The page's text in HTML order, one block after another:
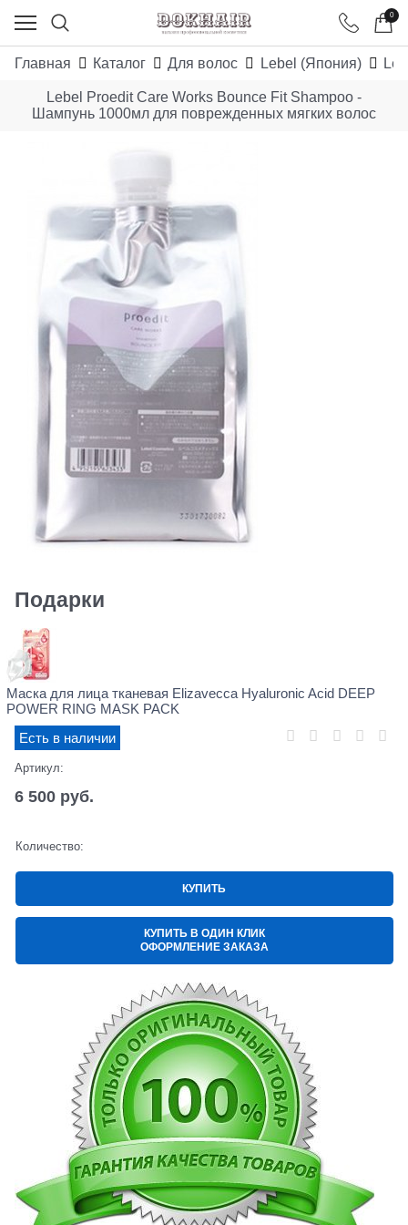
0
Главная Каталог Для волос Lebel (Япония)
Lebel Proedit Care Works Bounce Fit Shampoo -
Шампунь 1000мл для поврежденных мягких волос
Подарки
Маска для лица тканевая Elizavecca Hyaluronic Acid DEEP
POWER RING MASK PACK
Есть в наличии
Артикул:
6 500 руб.
Количество:
КУПИТЬ
КУПИТЬ В ОДИН КЛИК
ОФОРМЛЕНИЕ ЗАКАЗА